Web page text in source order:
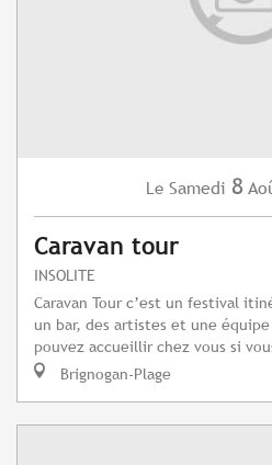
Le Samedi 8
Caravan tour
INSOLITE
Caravan Tour c’est un festival
un bar, des artistes et une
pouvez accueillir chez vous si
Brignogan-Plage